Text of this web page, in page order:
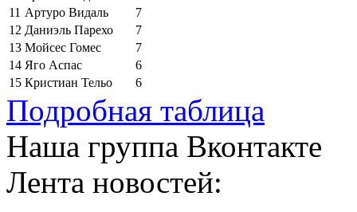
11 Артуро Видаль
7
12 Даниэль Парехо
7
13 Мойсес Гомес
7
14 Яго Аспас
6
15 Кристиан Тельо 6
Подробная таблица
Наша группа Вконтакте
Лента новостей: